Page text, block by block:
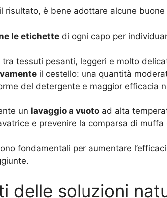
risultato, è bene adottare alcune buone
le etichette di ogni capo per
tra tessuti pesanti, leggeri e molto
il cestello: una quantità
del detergente e maggior efficacia
un lavaggio a vuoto ad alta
e prevenire la comparsa di muffa
fondamentali per aumentare
delle soluzioni